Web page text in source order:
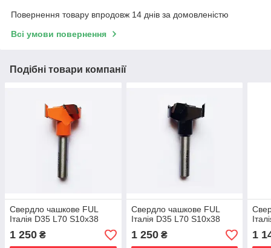
Повернення товару впродовж 14 днів за домовленістю
Всі умови повернення
Подібні товари компанії
Свердло чашкове FUL
Італія D35 L70 S10х38
1 250 ₴
Свердло чашкове FUL
Італія D35 L70 S10х38
1 250₴ 1